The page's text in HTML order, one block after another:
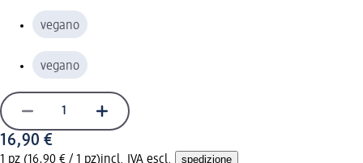
vegano
vegano
16,90 €
1 pz (16,90 € / 1 pz)incl. IVA escl. spedizione